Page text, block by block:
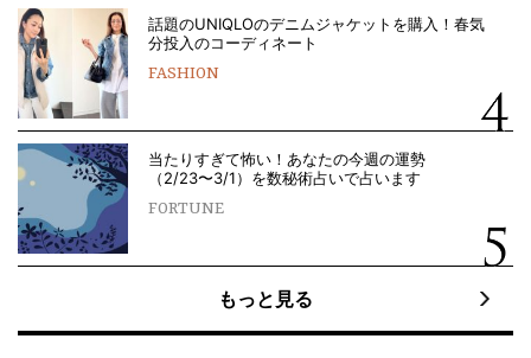
話題のUNIQLOのデニムジャケットを購入！春気
分投入のコーディネート
FASHION
当たりすぎて怖い！あなたの今週の運勢
（2/23〜3/1）を数秘術占いで占います
FORTUNE
もっと見る